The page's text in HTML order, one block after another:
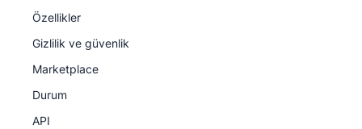
Özellikler
Gizlilik ve güvenlik
Marketplace
Durum
API